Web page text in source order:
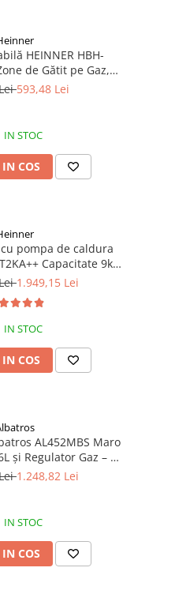
HEINNER HBH-
de Gătit pe Gaz,
Protecție împotriva
593,48 Lei
IN STOC
COS
pompa de caldura
Capacitate 9kg,
Display LED,
1.949,15 Lei
IN STOC
COS
AL452MBS Maro
și Regulator Gaz – 4
Cuptor pe Gaz,
1.248,82 Lei
IN STOC
COS